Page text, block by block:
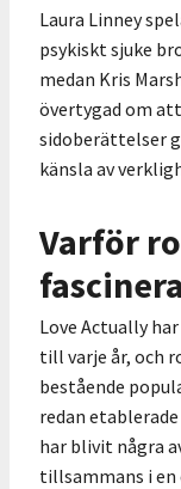
Laura Linney
psykiskt sjuke
medan Kris
övertygad om att
sidoberättelser
känsla av
Varför
Love Actually
till varje år, och
bestående
redan
har blivit några
tillsammans i